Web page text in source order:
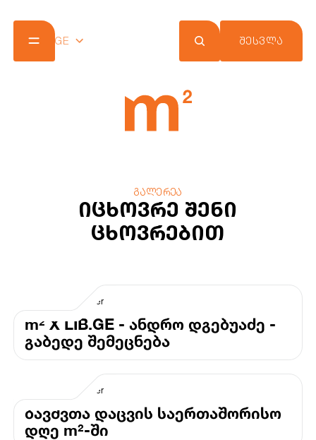
GE ᲨᲔᲡᲕᲚᲐ
გალერეა
იცხოვრე შენი
ცხოვრებით
m² X LIB.GE - ანდრო დგებუაძე -
გაბედე შემეცნება
ბავშვთა დაცვის საერთაშორისო
დღე m²-ში